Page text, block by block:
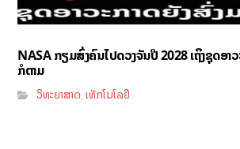
NASA ກຽມສົ່ງຄົນໄປດວງຈັນປີ 2028 ເຖິງຊຸດອາ
ກໍຕາມ
ວິທະຍາສາດ,ເທັກໂນໂລຢີ